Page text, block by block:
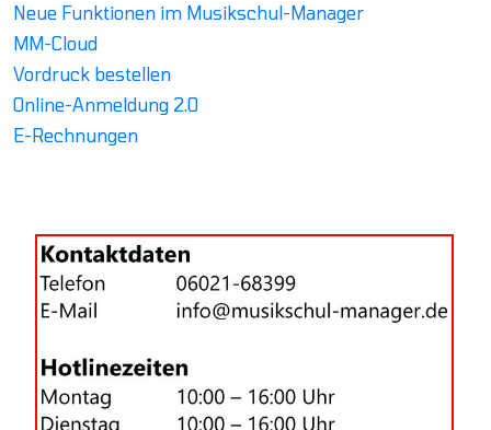
Neue Funktionen im Musikschul-Manager
MM-Cloud
Vordruck bestellen
Online-Anmeldung 2.0
E-Rechnungen